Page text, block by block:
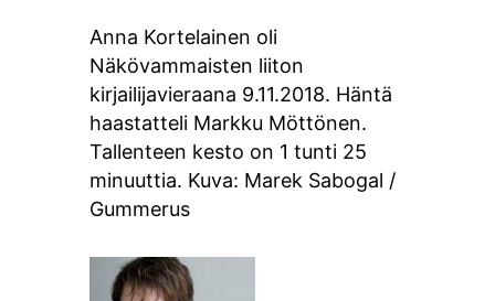
Anna Kortelainen oli
Näkövammaisten liiton
kirjailijavieraana 9.11.2018. Häntä
haastatteli Markku Möttönen.
Tallenteen kesto on 1 tunti 25
minuuttia. Kuva: Marek Sabogal /
Gummerus